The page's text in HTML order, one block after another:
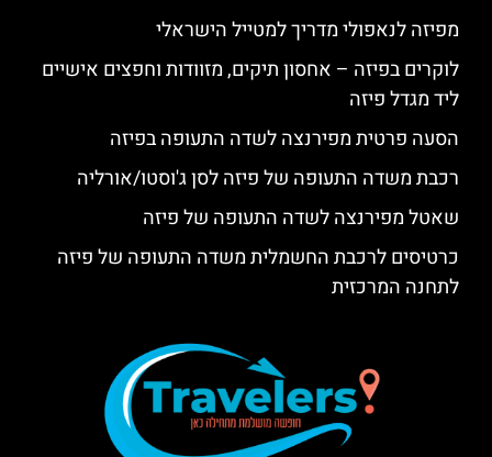
מפיזה לנאפולי מדריך למטייל הישראלי
לוקרים בפיזה – אחסון תיקים, מזוודות וחפצים אישיים
ליד מגדל פיזה
הסעה פרטית מפירנצה לשדה התעופה בפיזה
רכבת משדה התעופה של פיזה לסן ג'וסטו/אורליה
שאטל מפירנצה לשדה התעופה של פיזה
כרטיסים לרכבת החשמלית משדה התעופה של פיזה
לתחנה המרכזית